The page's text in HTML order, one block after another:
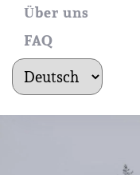
Über uns
FAQ
kielet